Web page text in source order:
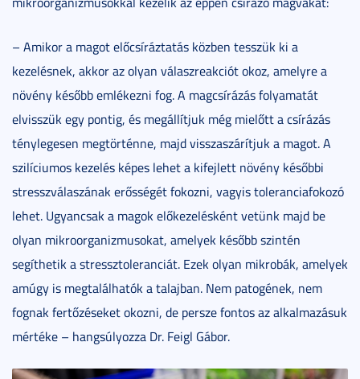
– Amikor a magot előcsíráztatás közben tesszük ki a
kezelésnek, akkor az olyan válaszreakciót okoz, amelyre a
növény később emlékezni fog. A magcsírázás folyamatát
elvisszük egy pontig, és megállítjuk még mielőtt a csírázás
ténylegesen megtörténne, majd visszaszárítjuk a magot. A
szilíciumos kezelés képes lehet a kifejlett növény későbbi
stresszválaszának erősségét fokozni, vagyis toleranciafokozó
lehet. Ugyancsak a magok előkezelésként vetünk majd be
olyan mikroorganizmusokat, amelyek később szintén
segíthetik a stressztoleranciát. Ezek olyan mikrobák, amelyek
amúgy is megtalálhatók a talajban. Nem patogének, nem
fognak fertőzéseket okozni, de persze fontos az alkalmazásuk
mértéke – hangsúlyozza Dr. Feigl Gábor.